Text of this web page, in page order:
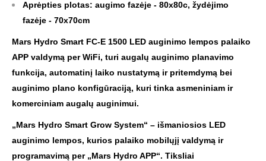
Aprėpties plotas: augimo fazėje - 80x80c, žydėjimo
fazėje - 70x70cm
Mars Hydro Smart FC-E 1500 LED auginimo lempos palaiko
APP valdymą per WiFi, turi augalų auginimo planavimo
funkcija, automatinį laiko nustatymą ir pritemdymą bei
auginimo plano konfigūraciją, kuri tinka asmeniniam ir
komerciniam augalų auginimui.
„Mars Hydro Smart Grow System“ – išmaniosios LED
auginimo lempos, kurios palaiko mobilųjį valdymą ir
programavimą per „Mars Hydro APP“. Tiksliai